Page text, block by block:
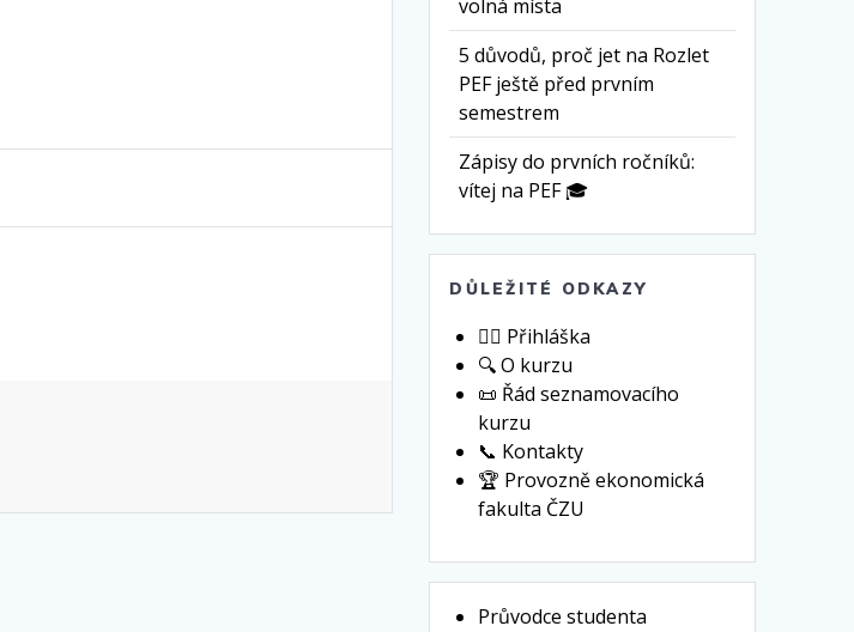
volná místa
5 důvodů, proč jet na Rozlet
PEF ještě před prvním
semestrem
Zápisy do prvních ročníků:
vítej na PEF 🎓
DŮLEŽITÉ ODKAZY
🙋‍♀️ Přihláška
🔍 O kurzu
📜 Řád seznamovacího
kurzu
📞 Kontakty
🏆 Provozně ekonomická
fakulta ČZU
Průvodce studenta